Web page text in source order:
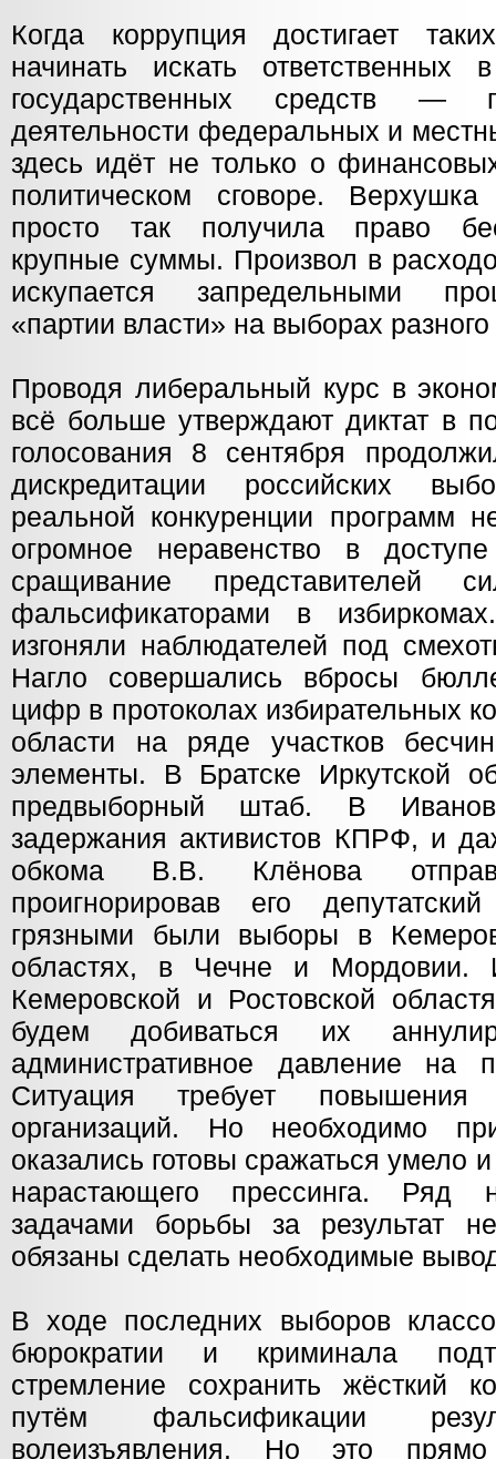
Когда коррупция достигает
начинать искать ответственных
государственных средств —
деятельности федеральных и
здесь идёт не только о
политическом сговоре.
просто так получила право
крупные суммы. Произвол в
искупается запредельными
«партии власти» на выборах
Проводя либеральный курс в
всё больше утверждают диктат в
голосования 8 сентября
дискредитации российских
реальной конкуренции программ
огромное неравенство в
сращивание представителей
фальсификаторами в
изгоняли наблюдателей под
Нагло совершались вбросы
цифр в протоколах избирательных
области на ряде участков
элементы. В Братске Иркутской
предвыборный штаб. В
задержания активистов КПРФ, и
обкома В.В. Клёнова
проигнорировав его
грязными были выборы в
областях, в Чечне и Мордовии.
Кемеровской и Ростовской
будем добиваться их
административное давление на
Ситуация требует повышения
организаций. Но необходимо
оказались готовы сражаться умело
нарастающего прессинга. Ряд
задачами борьбы за результат
обязаны сделать необходимые
В ходе последних выборов
бюрократии и криминала
стремление сохранить жёсткий
путём фальсификации
волеизъявления. Но это прямо